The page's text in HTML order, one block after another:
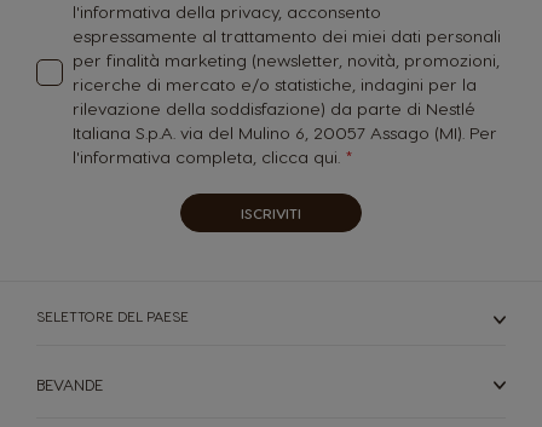
l'informativa della privacy, acconsento
espressamente al trattamento dei miei dati personali
per finalità marketing (newsletter, novità, promozioni,
ricerche di mercato e/o statistiche, indagini per la
rilevazione della soddisfazione) da parte di Nestlé
Italiana S.p.A. via del Mulino 6, 20057 Assago (MI). Per
l'informativa completa, clicca qui.
ISCRIVITI
SELETTORE DEL PAESE
BEVANDE